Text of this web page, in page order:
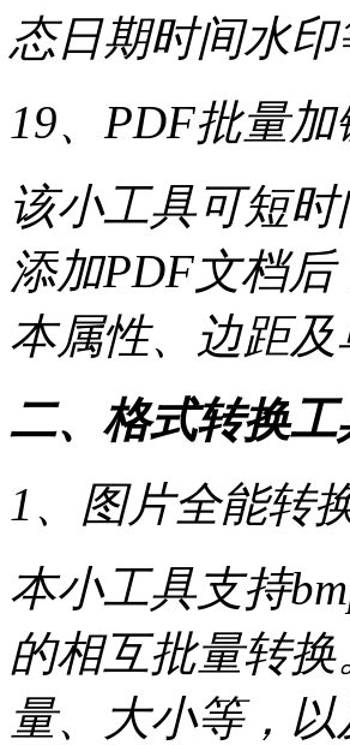
态日期时间水
19、PDF批量加
该小工具可短
添加PDF文档
本属性、边距
二、格式转换工
1、图片全能转
本小工具支持
的相互批量转
量、大小等，